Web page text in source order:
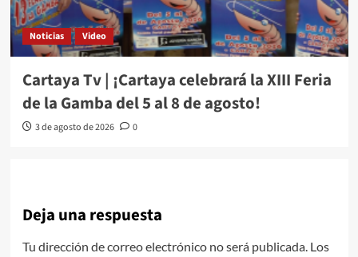
Noticias Video
Cartaya Tv | ¡Cartaya celebrará la XIII Feria
de la Gamba del 5 al 8 de agosto!
3 de agosto de 2026 0
Deja una respuesta
Tu dirección de correo electrónico no será publicada. Los